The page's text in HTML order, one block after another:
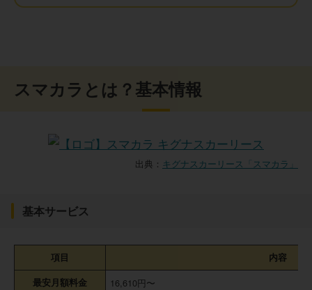
スマカラとは？基本情報
出典： キグナスカーリース「スマカラ」
基本サービス
項目
内容
最安月額料金
16,610円〜